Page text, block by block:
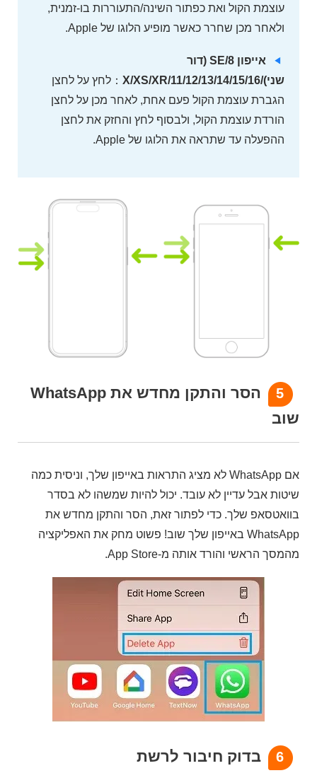
עוצמת הקול ואת כפתור השינה/התעוררות בו-זמנית,
ולאחר מכן שחרר כאשר מופיע הלוגו של Apple.
אייפון 8/SE (דור
שני)/X/XS/XR/11/12/13/14/15/16
：לחץ על לחצן
הגברת עוצמת הקול פעם אחת, לאחר מכן על לחצן
הורדת עוצמת הקול, ולבסוף לחץ והחזק את לחצן
ההפעלה עד שתראה את הלוגו של Apple.
5
הסר והתקן מחדש את WhatsApp
שוב
אם WhatsApp לא מציג התראות באייפון שלך, וניסית כמה
שיטות אבל עדיין לא עובד. יכול להיות שמשהו לא בסדר
בוואטסאפ שלך. כדי לפתור זאת, הסר והתקן מחדש את
WhatsApp באייפון שלך שוב! פשוט מחק את האפליקציה
מהמסך הראשי והורד אותה מ-App Store.
6 בדוק חיבור לרשת